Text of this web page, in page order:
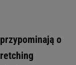
o